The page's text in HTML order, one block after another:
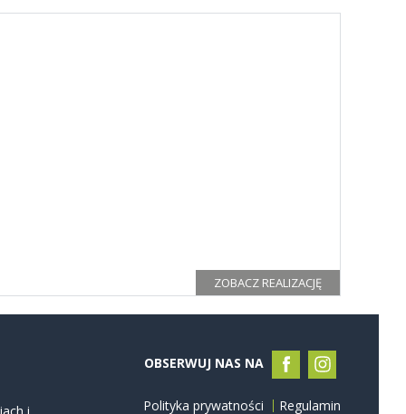
ZOBACZ REALIZACJĘ
OBSERWUJ NAS NA
Polityka prywatności Regulamin